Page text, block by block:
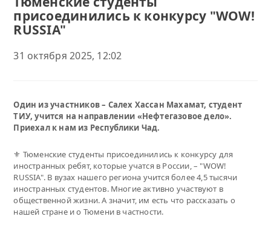
присоединились к конкурсу "WOW!
RUSSIA"
31 октября 2025, 12:02
Один из участников – Салех Хассан Махамат, студент
ТИУ, учится на направлении «Нефтегазовое дело».
Приехал к нам из Республики Чад.
⚜️ Тюменские студенты присоединились к конкурсу для
иностранных ребят, которые учатся в России, – "WOW!
RUSSIA". В вузах нашего региона учится более 4,5 тысячи
иностранных студентов. Многие активно участвуют в
общественной жизни. А значит, им есть что рассказать о
нашей стране и о Тюмени в частности.